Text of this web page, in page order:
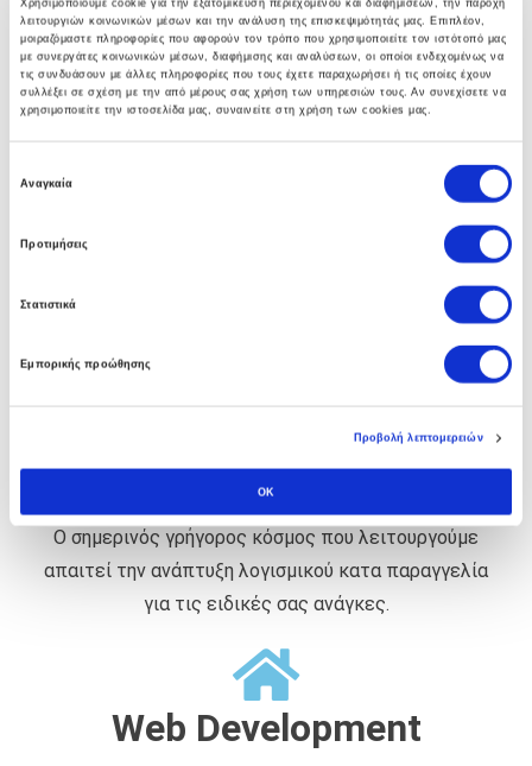
Χρησιμοποιούμε cookie για την εξατομίκευση περιεχομένου και διαφημίσεων, την παροχή
λειτουργιών κοινωνικών μέσων και την ανάλυση της επισκεψιμότητάς μας. Επιπλέον,
μοιραζόμαστε πληροφορίες που αφορούν τον τρόπο που χρησιμοποιείτε τον ιστότοπό μας
με συνεργάτες κοινωνικών μέσων, διαφήμισης και αναλύσεων, οι οποίοι ενδεχομένως να
τις συνδυάσουν με άλλες πληροφορίες που τους έχετε παραχωρήσει ή τις οποίες έχουν
συλλέξει σε σχέση με την από μέρους σας χρήση των υπηρεσιών τους. Αν συνεχίσετε να
χρησιμοποιείτε την ιστοσελίδα μας, συναινείτε στη χρήση των cookies μας.
Αναγκαία
Προτιμήσεις
Στατιστικά
Εμπορικής προώθησης
Προβολή λεπτομερειών
OK
γκάμα υπηρεσιών που βοηθούν στην αναπτύξη
ολοκληρωμένων λύσεων υποδομής.
Η πολυετής εμπειρία των συμβούλων μας στο Soft1
ERP αλλα και άψογη συνεργασία με την SoftOne
εγγυάται στην επιχείρηση σας τα οφέλη απο την
Custom Software
Ο σημερινός γρήγορος κόσμος που λειτουργούμε
απαιτεί την ανάπτυξη λογισμικού κατα παραγγελία
για τις ειδικές σας ανάγκες.
Web Development